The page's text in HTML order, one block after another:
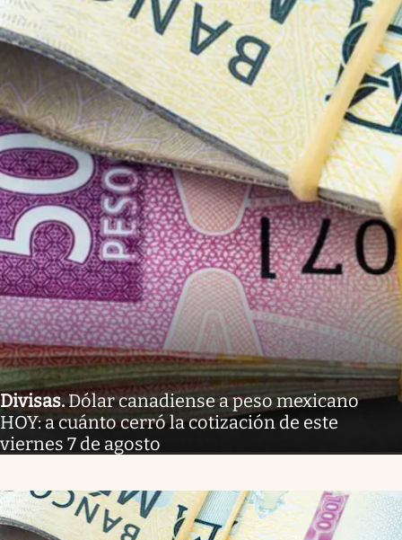
Divisas.Dólar canadiense a peso mexicano
HOY: a cuánto cerró la cotización de este
viernes 7 de agosto